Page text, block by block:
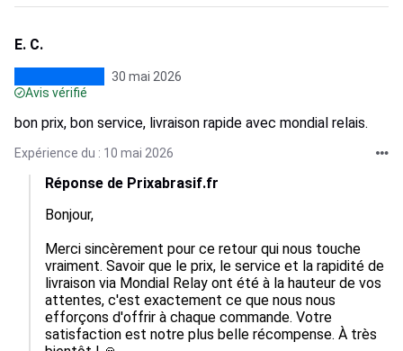
E. C.
30 mai 2026
Avis vérifié
bon prix, bon service, livraison rapide avec mondial relais.
Expérience du : 10 mai 2026
Réponse de Prixabrasif.fr
Bonjour,
Merci sincèrement pour ce retour qui nous touche
vraiment. Savoir que le prix, le service et la rapidité de
livraison via Mondial Relay ont été à la hauteur de vos
attentes, c'est exactement ce que nous nous
efforçons d'offrir à chaque commande. Votre
satisfaction est notre plus belle récompense. À très